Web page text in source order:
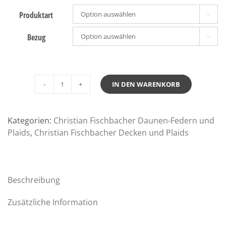
Produktart 
Bezug 
Fischbacher
Ganzjahres
Eiderdaunen
IN DEN WARENKORB
Kategorien: Christian Fischbacher Daunen-Federn und
Plaids, Christian Fischbacher Decken und Plaids
Beschreibung
Zusätzliche Information